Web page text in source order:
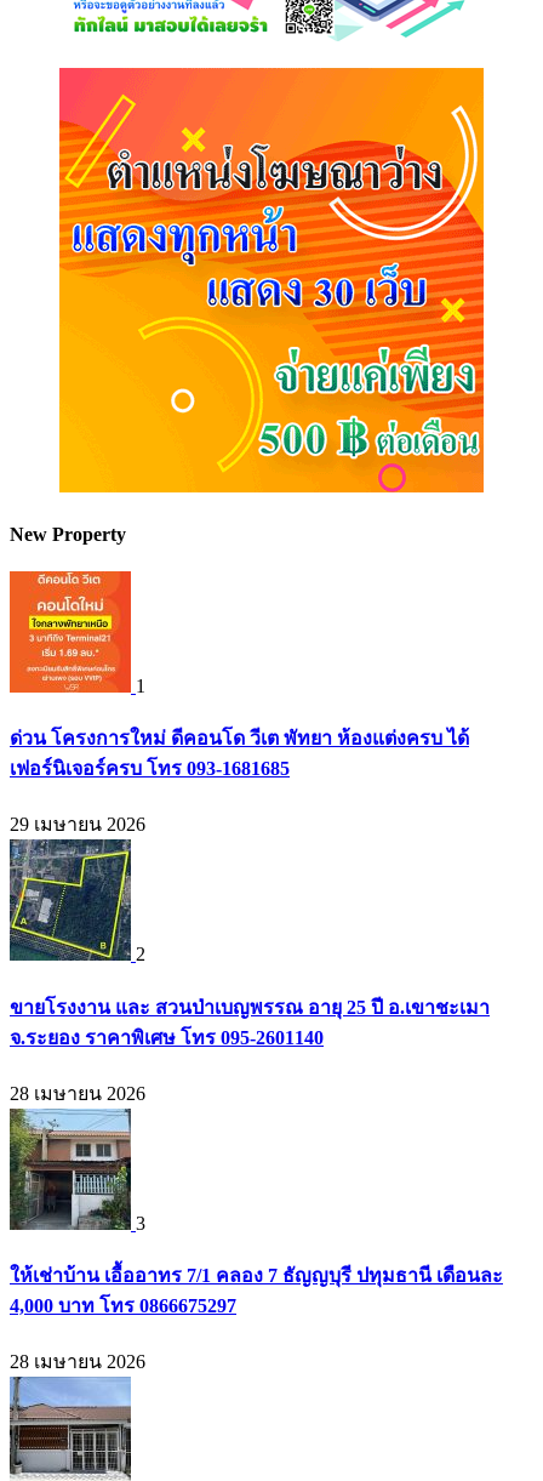
New Property
1
ด่วน โครงการใหม่ ดีคอนโด วีเต พัทยา ห้องแต่งครบ ได้
เฟอร์นิเจอร์ครบ โทร 093-1681685
29 เมษายน 2026
2
ขายโรงงาน และ สวนป่าเบญพรรณ อายุ 25 ปี อ.เขาชะเมา
จ.ระยอง ราคาพิเศษ โทร 095-2601140
28 เมษายน 2026
3
ให้เช่าบ้าน เอื้ออาทร 7/1 คลอง 7 ธัญญบุรี ปทุมธานี เดือนละ
4,000 บาท โทร 0866675297
28 เมษายน 2026